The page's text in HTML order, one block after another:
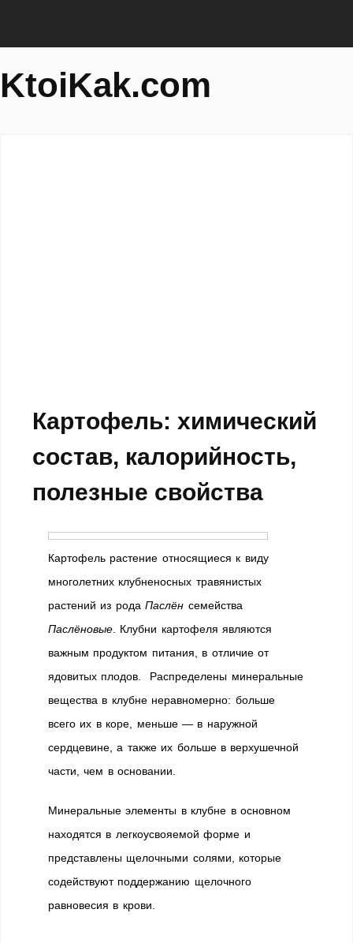
KtoiKak.com
Картофель: химический
состав, калорийность,
полезные свойства
Картофель растение относящиеся к виду
многолетних клубненосных травянистых
растений из родаПаслён семейства
Паслёновые . Клубни картофеля являются
важным продуктом питания, в отличие от
ядовитых плодов. Распределены минеральные
вещества в клубне неравномерно: больше
всего их в коре, меньше — в наружной
сердцевине, а также их больше в верхушечной
части, чем в основании.
Минеральные элементы в клубне в основном
находятся в легкоусвояемой форме и
представлены щелочными солями, которые
содействуют поддержанию щелочного
равновесия в крови.